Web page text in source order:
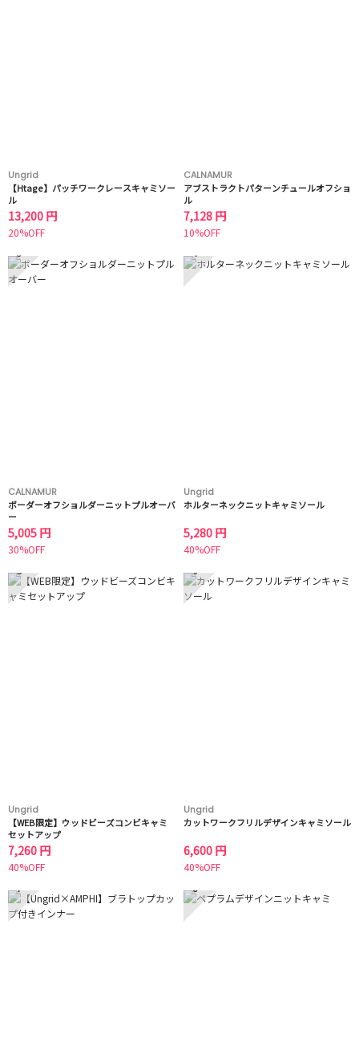
Ungrid
【Htage】パッチワークレースキャミソー
ル
13,200 円
20%OFF
CALNAMUR
アブストラクトパターンチュールオフショ
ル
7,128 円
10%OFF
3
CALNAMUR
ボーダーオフショルダーニットプルオーバ
ー
5,005 円
30%OFF
4
Ungrid
ホルターネックニットキャミソール
5,280 円
40%OFF
5
Ungrid
【WEB限定】ウッドビーズコンビキャミ
セットアップ
7,260 円
40%OFF
6
Ungrid
カットワークフリルデザインキャミソール
6,600 円
40%OFF
7 8